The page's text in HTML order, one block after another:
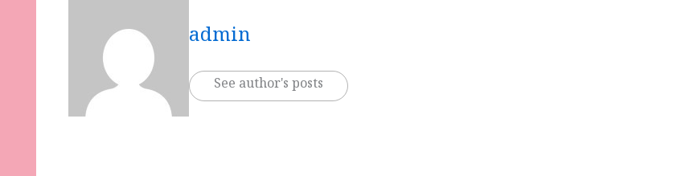
admin
See author's posts